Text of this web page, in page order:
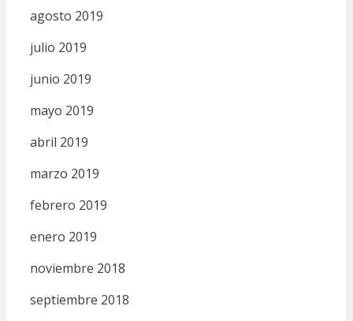
agosto 2019
julio 2019
junio 2019
mayo 2019
abril 2019
marzo 2019
febrero 2019
enero 2019
noviembre 2018
septiembre 2018